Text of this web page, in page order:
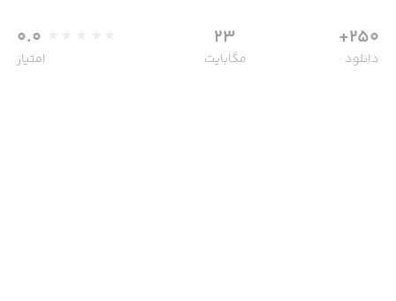
250+
دانلود
23
مگابایت
0.0
امتیاز